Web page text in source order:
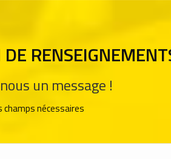
un message !
champs nécessaires